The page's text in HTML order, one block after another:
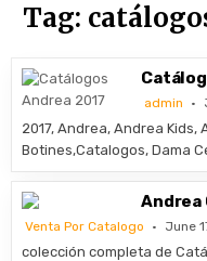
Tag:
admin
2017, Andrea, Andrea Kids,
Botines,Catalogos, Dama
Andrea
Venta Por Catalogo June
colección completa de